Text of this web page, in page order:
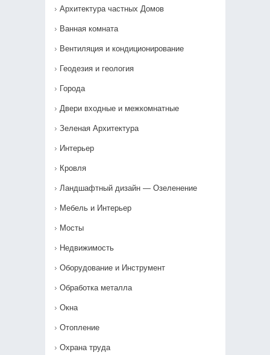
Архитектура частных Домов
Ванная комната
Вентиляция и кондиционирование
Геодезия и геология
Города
Двери входные и межкомнатные
Зеленая Архитектура
Интерьер
Кровля
Ландшафтный дизайн — Озеленение‎
Мебель и Интерьер
Мосты
Недвижимость
Оборудование и Инструмент
Обработка металла
Окна
Отопление
Охрана труда